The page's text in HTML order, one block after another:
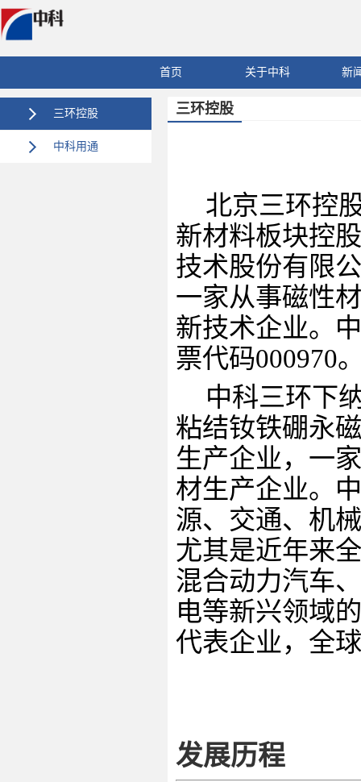
首页 关于中科 新
三环控股
中科用通
三环控股
北京三环控
新材料板块控
技术股份有限
一家从事磁性
新技术企业。
票代码000970
中科三环下
粘结钕铁硼永
生产企业，一
材生产企业。
源、交通、机
尤其是近年来
混合动力汽车
电等新兴领域
代表企业，全
发展历程